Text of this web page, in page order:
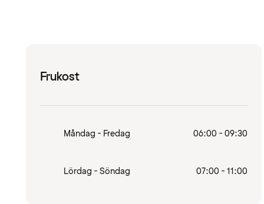
Frukost
Måndag - Fredag 06:00 - 09:30
Lördag - Söndag 07:00 - 11:00